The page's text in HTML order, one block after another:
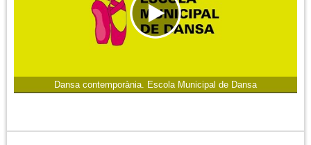
Dansa contemporània. Escola Municipal de Dansa